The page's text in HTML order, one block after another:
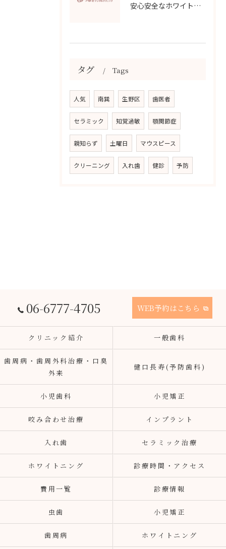
安心安全なホワイトニングの選び方と効果
タグ Tags
人気 南巽 生野区 歯医者
セラミック 知覚過敏 顎関節症
親知らず 土曜日 マウスピース
クリーニング 入れ歯 健診 予防
06-6777-4705 WEB予約はこちら
クリニック紹介 一般歯科
歯周病・歯周外科治療・口臭
外来
健口長寿(予防歯科)
小児歯科 小児矯正
咬み合わせ治療 インプラント
入れ歯 セラミック治療
ホワイトニング 診療時間・アクセス
費用一覧 診療情報
虫歯 小児矯正
歯周病 ホワイトニング